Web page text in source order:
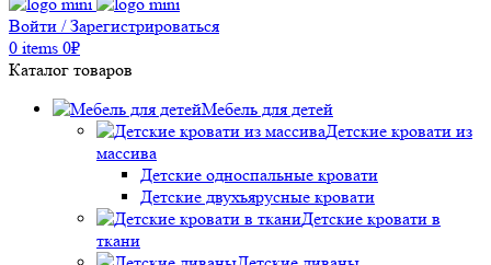
Войти / Зарегистрироваться
0 items 0₽
Каталог товаров
Мебель для детей
Детские кровати из
массива
Детские односпальные кровати
Детские двухъярусные кровати
Детские кровати в
ткани